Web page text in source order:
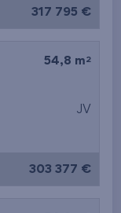
317 795 €
54,8 m 2
JV
303 377 €